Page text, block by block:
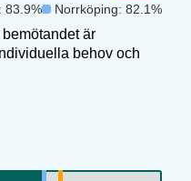
83.9% Norrköping: 82.1%
är
behov och